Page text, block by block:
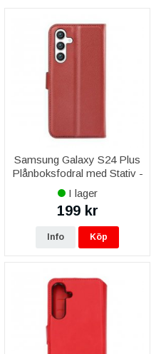
förbättrad batteritid eller
och resa hittar du de
Galaxy S24 Plus i vårt
Samsung Galaxy S24 Plus
Plånboksfodral med Stativ -
Brun
I lager
199 kr
Info Köp